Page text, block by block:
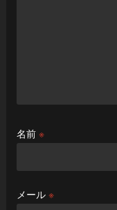
名前 ※
メール ※